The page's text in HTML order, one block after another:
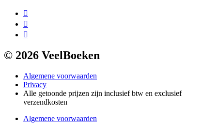
© 2026 VeelBoeken
Algemene voorwaarden
Privacy
Alle getoonde prijzen zijn inclusief btw en exclusief
verzendkosten
Algemene voorwaarden